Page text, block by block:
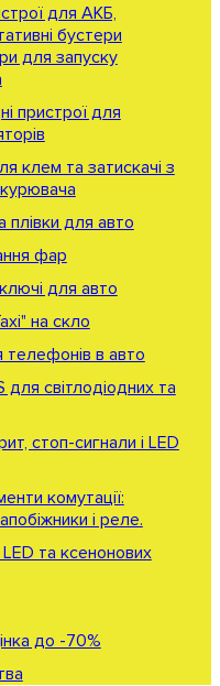
для АКБ,
бустери
для запуску
пристрої для
клем та затискачі з
плівки для авто
фар
для авто
на скло
телефонів в авто
світлодіодних та
стоп-сигнали і LED
комутації:
і реле.
та ксенонових
до -70%